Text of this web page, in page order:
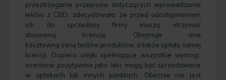
przestrzeganie przepisów dotyczących wprowadzania
leków z CBD, zdecydowała, że przed udostępnieniem
ich do sprzedaży firmy muszą otrzymać
stosowną licencję. Obejmuje ona
kosztowną serię testów produktów, a także opłatę samej
licencji. Dopiero olejki spełniające wszystkie wymogi,
ocenione pozytywnie jako leki, mogą być sprzedawane
w aptekach lub innych punktach. Obecnie nie jest